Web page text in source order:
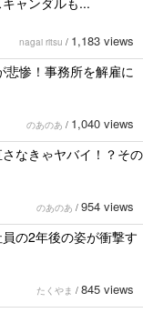
nagai ritsu / 1,183 views
惨！事務所を解雇に
のあのあ / 1,040 views
なきゃヤバイ！？その
のあのあ / 954 views
の2年後の姿が衝撃す
たくやま / 845 views